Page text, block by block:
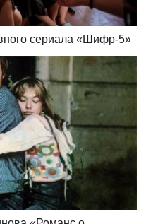
сериала «Шифр-5»